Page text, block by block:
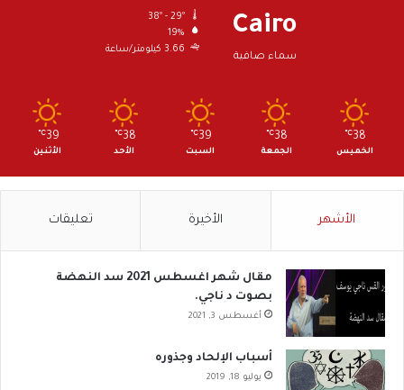
Cairo
سماء صافية
19%
3.66 كيلومتر/ساعة
38
℃
الخميس
38
℃
الجمعة
39
℃
السبت
38
℃
الأحد
39
℃
الأثنين
الأشهر الأخيرة تعليقات
مقال شهر اغسطس 2021 سد النهضة
بصوت د ناجي.
أغسطس 3, 2021
أسباب الإلحاد وجذوره
يوليو 18, 2019